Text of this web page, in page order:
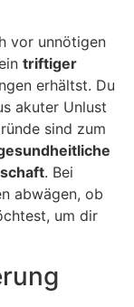
vor unnötigen
triftiger
erhältst. Du
akuter Unlust
sind zum
. Bei
abwägen, ob
um dir